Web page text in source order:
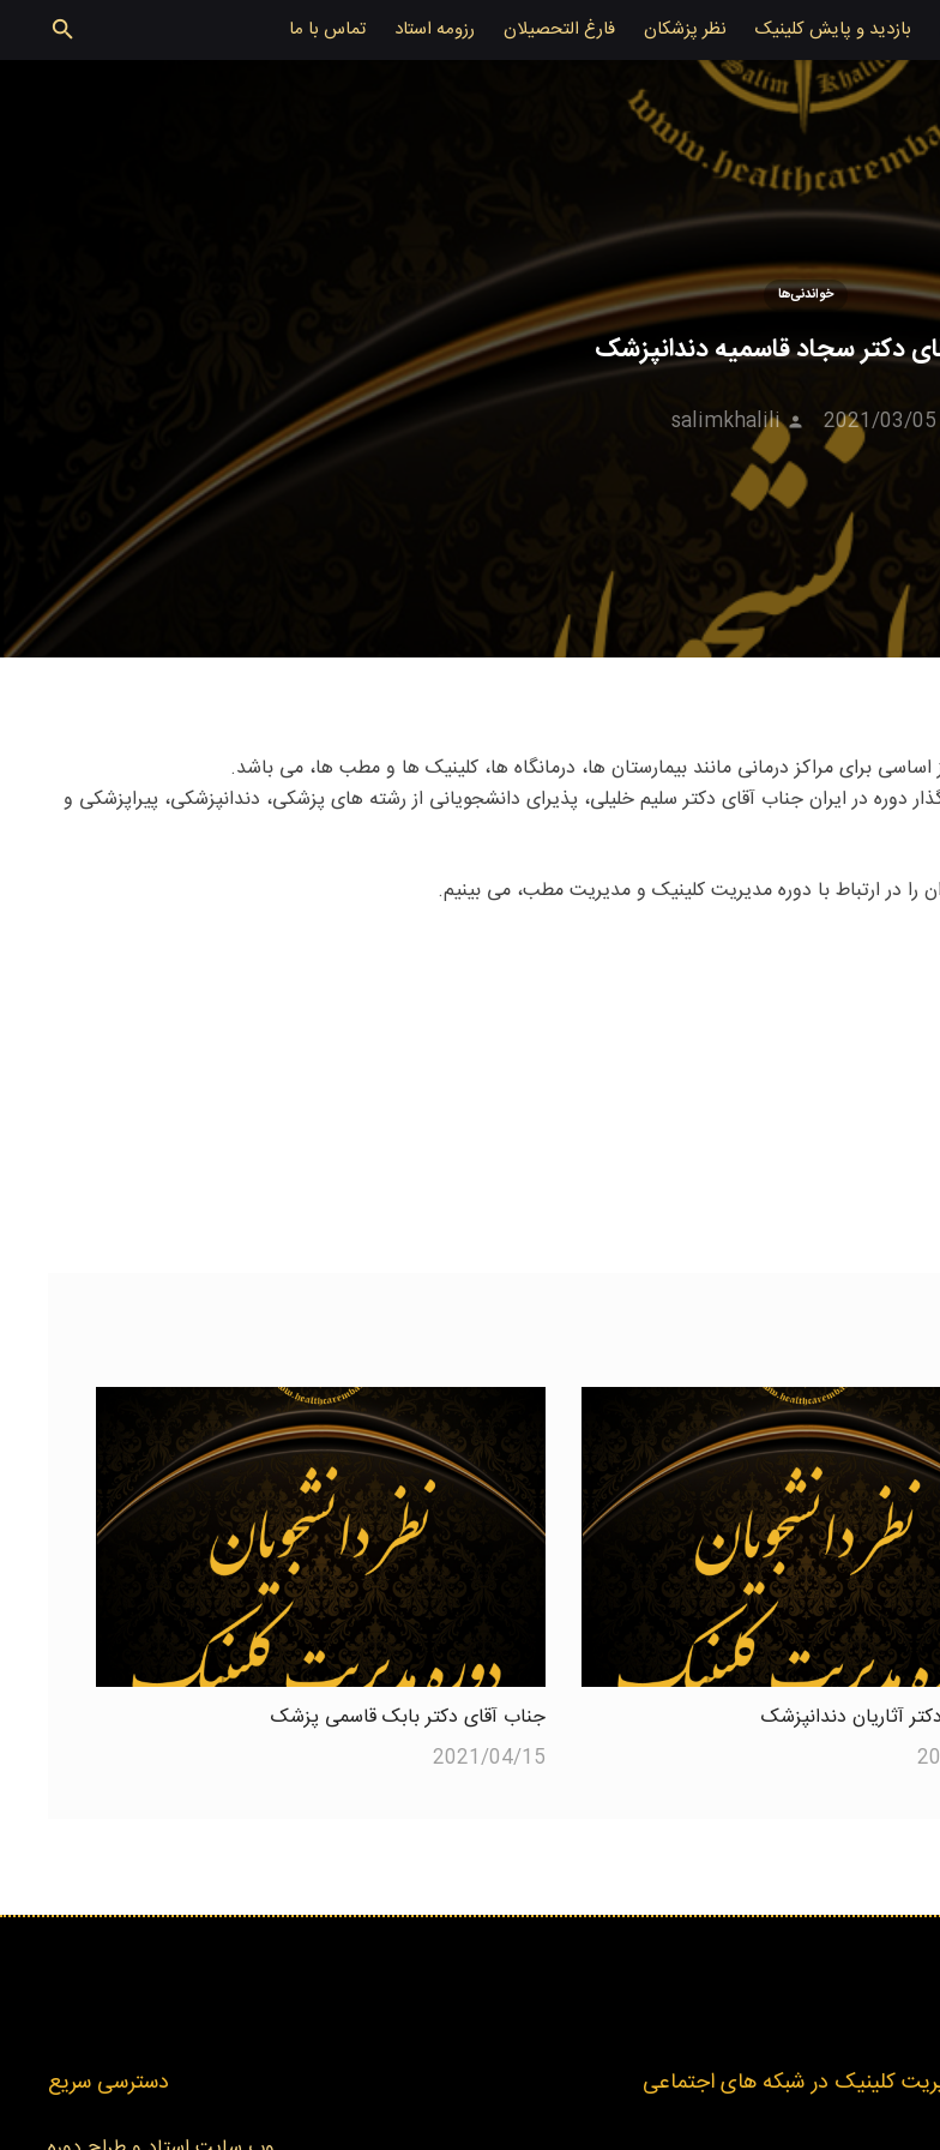
بازدید و پایش کلینیک نظر پزشکان فارغ التحصیلان رزومه استاد تماس با ما
دکتر سجاد قاسمیه دندانپزشک
2021/03/05
salimkhalili
خواندنی‌ها
در ایران جناب آقای دکتر سلیم خلیلی، پذیرای دانشجویانی از رشته های پزشکی، دندانپزشکی، پیراپزشکی و
در ارتباط با دوره مدیریت کلینیک و مدیریت مطب، می بینیم.
آثاریان دندانپزشک
جناب آقای دکتر بابک قاسمی پزشک
2021/04/15
کلینیک در شبکه های اجتماعی دسترسی سریع